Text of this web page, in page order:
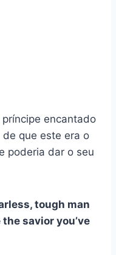
encantado
que este era o
poderia dar o seu
tough man
savior you’ve